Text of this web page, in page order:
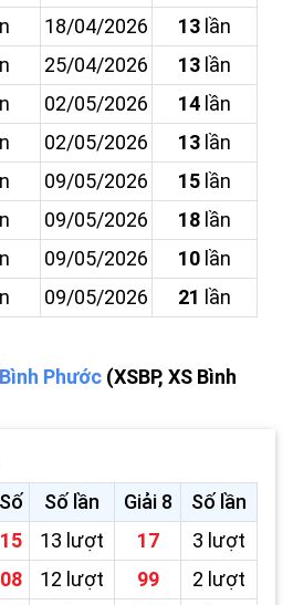
18/04/2026 13 lần
25/04/2026 13 lần
02/05/2026 14 lần
02/05/2026 13 lần
09/05/2026 15 lần
09/05/2026 18 lần
09/05/2026 10 lần
09/05/2026 21 lần
Phước (XSBP, XS Bình
Số Số lần Giải 8
Số lần
15 13 lượt 17
3 lượt
08 12 lượt 99
2 lượt